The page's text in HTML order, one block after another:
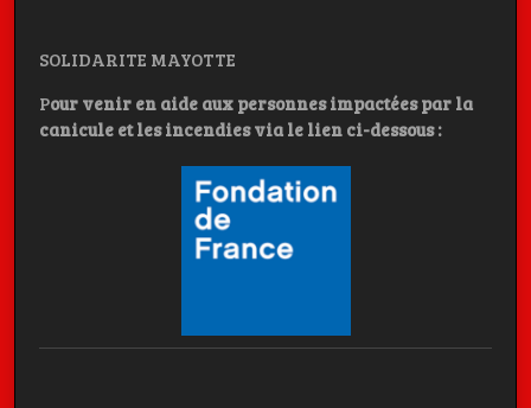
SOLIDARITE MAYOTTE
Pour venir en aide aux personnes impactées par la
canicule et les incendies via le lien ci-dessous :